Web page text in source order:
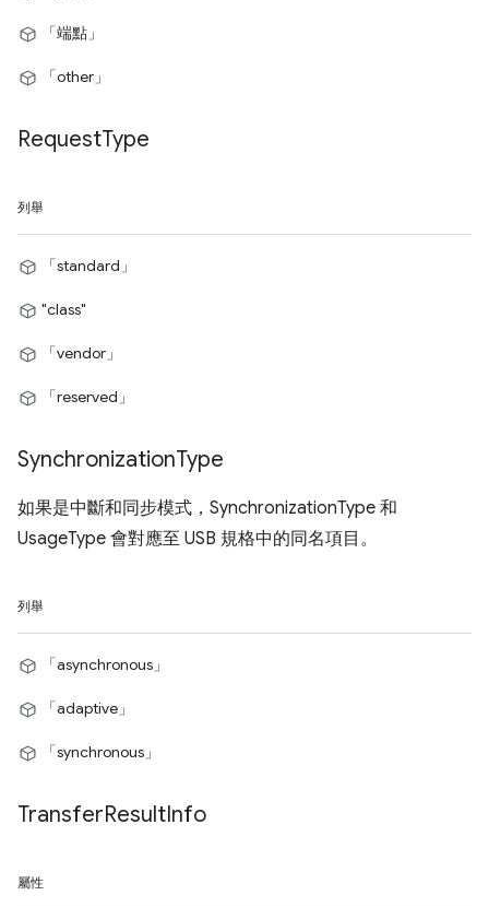
「端點」
「other」
RequestType
列舉
「standard」
"class"
「vendor」
「reserved」
SynchronizationType
如果是中斷和同步模式，SynchronizationType 和
UsageType 會對應至 USB 規格中的同名項目。
列舉
「asynchronous」
「adaptive」
「synchronous」
TransferResultInfo
屬性